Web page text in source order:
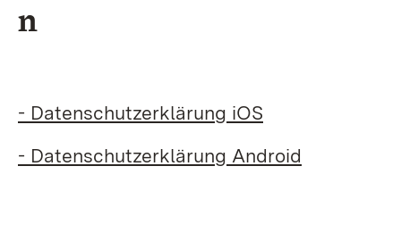
n
- Datenschutzerklärung iOS
- Datenschutzerklärung Android